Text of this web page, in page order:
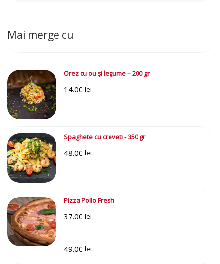
Mai merge cu
Orez cu ou și legume – 200 gr
14.00 lei
Spaghete cu creveti - 350 gr
48.00 lei
Pizza Pollo Fresh
37.00 lei
–
49.00 lei